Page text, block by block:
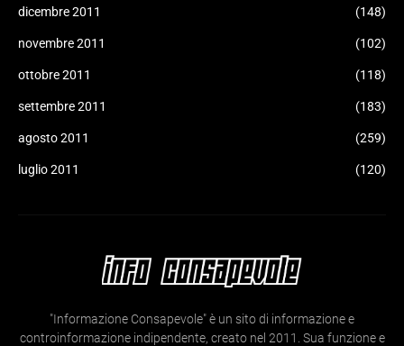
dicembre 2011 (148)
novembre 2011 (102)
ottobre 2011 (118)
settembre 2011 (183)
agosto 2011 (259)
luglio 2011 (120)
"Informazione Consapevole" è un sito di informazione e
controinformazione indipendente, creato nel 2011. Sua funzione e